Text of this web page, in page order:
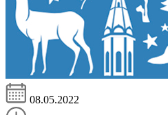
08.05.2022